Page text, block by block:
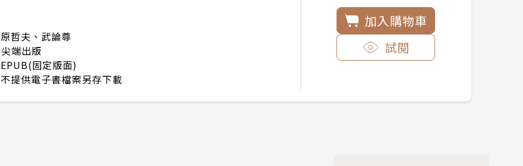
原哲夫、武論尊
尖端出版
EPUB(固定版面)
不提供電子書檔案另存下載
加入購物車
試閱